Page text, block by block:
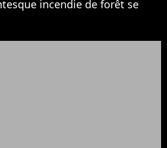
incendie de forêt se